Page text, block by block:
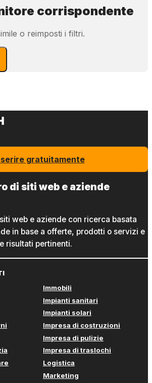
corrispondente
o reimposti i filtri.
gratuitamente
di siti web e aziende
web e aziende con ricerca basata
in base a offerte, prodotti o servizi e
risultati pertinenti.
Immobili
Impianti sanitari
Impianti solari
Impresa di costruzioni
Impresa di pulizie
Impresa di traslochi
Logistica
Marketing